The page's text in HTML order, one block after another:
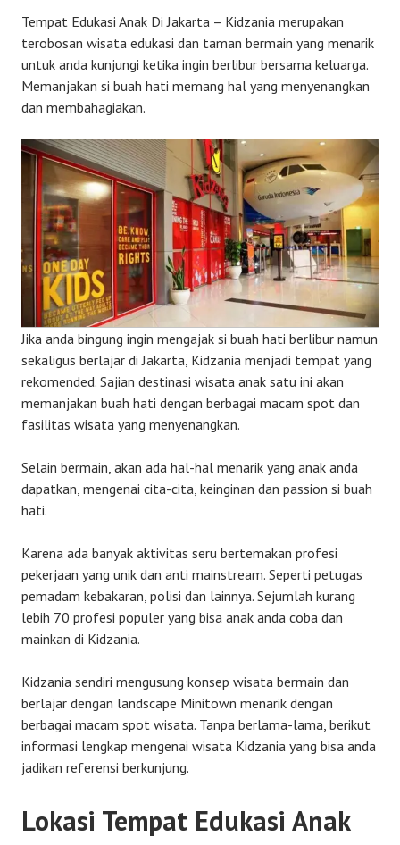
Tempat Edukasi Anak Di Jakarta – Kidzania merupakan
terobosan wisata edukasi dan taman bermain yang menarik
untuk anda kunjungi ketika ingin berlibur bersama keluarga.
Memanjakan si buah hati memang hal yang menyenangkan
dan membahagiakan.
Jika anda bingung ingin mengajak si buah hati berlibur namun
sekaligus berlajar di Jakarta, Kidzania menjadi tempat yang
rekomended. Sajian destinasi wisata anak satu ini akan
memanjakan buah hati dengan berbagai macam spot dan
fasilitas wisata yang menyenangkan.
Selain bermain, akan ada hal-hal menarik yang anak anda
dapatkan, mengenai cita-cita, keinginan dan passion si buah
hati.
Karena ada banyak aktivitas seru bertemakan profesi
pekerjaan yang unik dan anti mainstream. Seperti petugas
pemadam kebakaran, polisi dan lainnya. Sejumlah kurang
lebih 70 profesi populer yang bisa anak anda coba dan
mainkan di Kidzania.
Kidzania sendiri mengusung konsep wisata bermain dan
berlajar dengan landscape Minitown menarik dengan
berbagai macam spot wisata. Tanpa berlama-lama, berikut
informasi lengkap mengenai wisata Kidzania yang bisa anda
jadikan referensi berkunjung.
Lokasi Tempat Edukasi Anak